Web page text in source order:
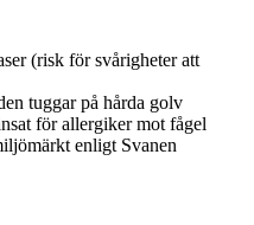
(risk för svårigheter att
tuggar på hårda golv
för allergiker mot fågel
enligt Svanen